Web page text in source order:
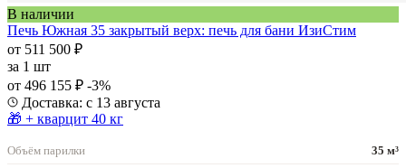
В наличии
Печь Южная 35 закрытый верх: печь для бани ИзиСтим
от 511 500 ₽
за 1 шт
от 496 155 ₽ -3%
Доставка: с 13 августа
🎁 + кварцит 40 кг
Объём парилки
35 м³